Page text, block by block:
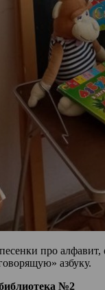
про алфавит,
азбуку.
№2